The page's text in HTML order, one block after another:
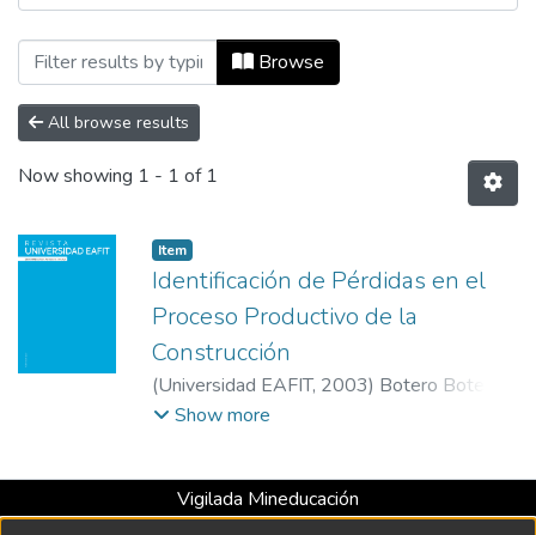
Browsing Revista Universidad EAFIT,
Browse
All browse results
Now showing 1 - 1 of 1
Item
Identificación de Pérdidas en el
Proceso Productivo de la
Construcción
(Universidad EAFIT, 2003) Botero Botero,
Luis Fernando;
Show more
Vigilada Mineducación
Universidad con Acreditación Institucional hasta 2026 -